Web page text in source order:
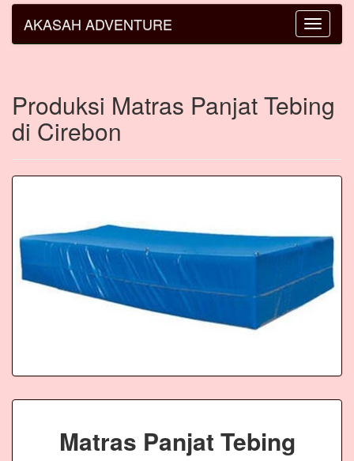
Toggle
AKASAH ADVENTURE
Produksi Matras Panjat Tebing
di Cirebon
Matras Panjat Tebing